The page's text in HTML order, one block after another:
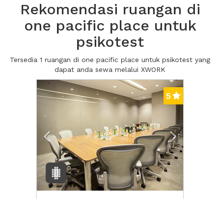
Rekomendasi ruangan di
one pacific place untuk
psikotest
Tersedia 1 ruangan di one pacific place untuk psikotest yang
dapat anda sewa melalui XWORK
Previous Next2
5